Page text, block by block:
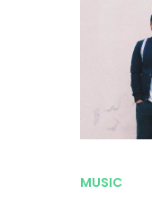
MUSIC